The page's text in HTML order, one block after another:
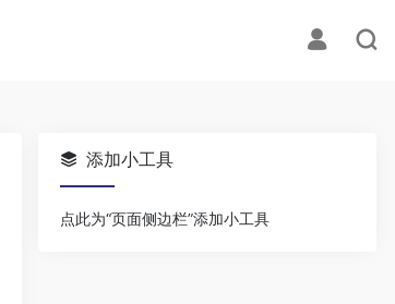
添加小工具
点此为“页面侧边栏”添加小工具